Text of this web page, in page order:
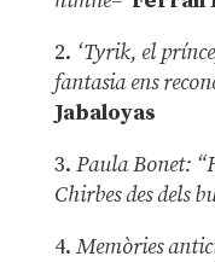
2. ‘Tyrik, el
fantasia ens
Jabaloyas
3. Paula Bonet:
Chirbes des dels
4. Memòries